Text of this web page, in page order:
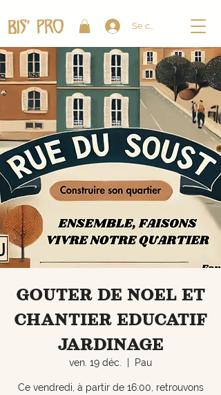
Se connecter
GOUTER DE NOEL ET
CHANTIER EDUCATIF
JARDINAGE
ven. 19 déc. Pau
Ce vendredi, à partir de 16:00, retrouvons